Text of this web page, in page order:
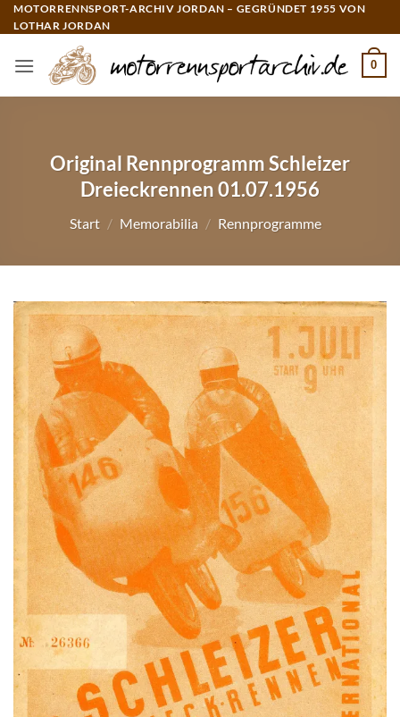
Zum
Inhalt
MOTORRENNSPORT-ARCHIV JORDAN – GEGRÜNDET 1955 VON
LOTHAR JORDAN
0
Original Rennprogramm Schleizer
Dreieckrennen 01.07.1956
Start / Memorabilia / Rennprogramme